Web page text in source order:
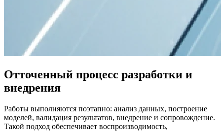
Отточенный процесс разработки и
внедрения
Работы выполняются поэтапно: анализ данных, построение
моделей, валидация результатов, внедрение и сопровождение.
Такой подход обеспечивает воспроизводимость,